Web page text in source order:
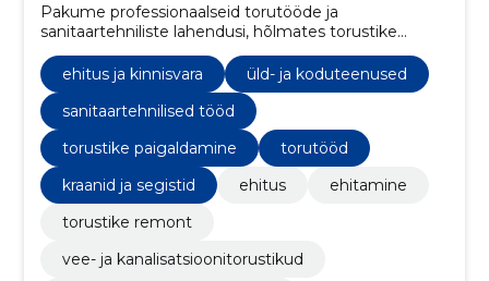
Pakume professionaalseid torutööde ja
sanitaartehniliste lahendusi, hõlmates torustike
lekkeotsingut.
ehitus ja kinnisvara
üld- ja koduteenused
sanitaartehnilised tööd
torustike paigaldamine
torutööd
kraanid ja segistid
ehitus
ehitamine
torustike remont
vee- ja kanalisatsioonitorustikud